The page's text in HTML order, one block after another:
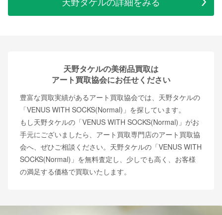
天野タケルの美術品買取は
アート買取協会にお任せください
豊富な買取実績があるアート買取協会では、天野タケルの
「VENUS WITH SOCKS(Normal)」を探しています。
もし天野タケルの「VENUS WITH SOCKS(Normal)」がお
手元にございましたら、アート買取専門店のアート買取協
会へ、ぜひご相談ください。天野タケルの「VENUS WITH
SOCKS(Normal)」を無料査定し、少しでも高く、お客様
の満足する価格で買取いたします。